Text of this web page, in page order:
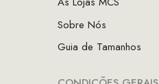
Sobre Nós
Guia de Tamanhos